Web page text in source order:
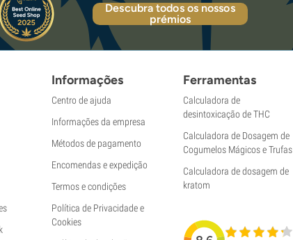
Descubra todos os nossos
prémios
Informações
Centro de ajuda
Informações da empresa
Métodos de pagamento
Encomendas e expedição
Termos e condições
Política de Privacidade e
Cookies
Ferramentas
Calculadora de
desintoxicação de THC
Calculadora de Dosagem de
Cogumelos Mágicos e Trufas
Calculadora de dosagem de
kratom